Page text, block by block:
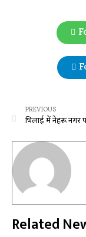
PREVIOUS
Related